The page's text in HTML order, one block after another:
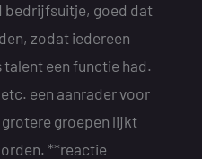
bedrijfsuitje, goed dat
zodat iedereen
talent een functie had.
een aanrader voor
groepen lijkt
**reactie